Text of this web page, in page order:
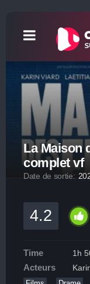
La Maison
complet vf
Date de sortie:
4.2
Time 1h
Acteurs